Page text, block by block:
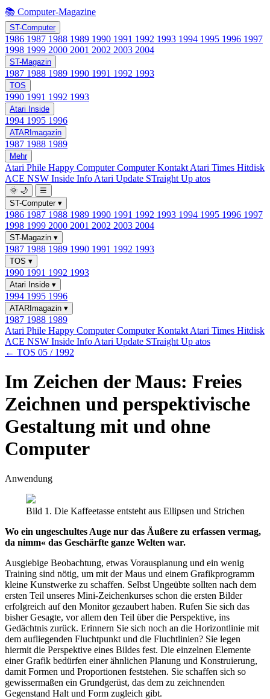
📚 Computer-Magazine
ST-Computer
1986 1987 1988 1989 1990 1991 1992 1993 1994 1995 1996 1997
1998 1999 2000 2001 2002 2003 2004
ST-Magazin
1987 1988 1989 1990 1991 1992 1993
TOS
1990 1991 1992 1993
Atari Inside
1994 1995 1996
ATARImagazin
1987 1988 1989
Mehr
Atari Phile Happy ComputerComputer Kontakt Atari Times Hitdisk
ACE NSW Inside Info Atari Update STraight Up atos
🌞 🌙
☰
ST-Computer ▾
1986 1987 1988 1989 1990 1991 1992 1993 1994 1995 1996 1997
1998 1999 2000 2001 2002 2003 2004
ST-Magazin ▾
1987 1988 1989 1990 1991 1992 1993
TOS ▾
1990 1991 1992 1993
Atari Inside ▾
1994 1995 1996
ATARImagazin ▾
1987 1988 1989
Atari Phile Happy ComputerComputer Kontakt Atari Times Hitdisk
ACE NSW Inside Info Atari Update STraight Up atos
← TOS 05 / 1992
Im Zeichen der Maus: Freies
Zeichnen und perspektivische
Gestaltung mit und ohne
Computer
Anwendung
Bild 1. Die Kaffeetasse entsteht aus Ellipsen und Strichen
Wo ein ungeschultes Auge nur das Äußere zu erfassen vermag,
da nimm« das Geschärfte ganze Welten war.
Ausgiebige Beobachtung, etwas Vorausplanung und ein wenig
Training sind nötig, um mit der Maus und einem Grafikprogramm
kleine Kunstwerke zu schaffen. Selbst Ungeübte sollten nach dem
ersten Teil unseres Mini-Zeichenkurses schon die ersten Bilder
erfolgreich auf den Monitor gezaubert haben. Rufen Sie sich das
bisher Gesagte, vor allem den Teil über die Perspektive, ins
Gedächtnis zurück. Erinnern Sie sich noch an die Horizontlinie mit
dem aufliegenden Fluchtpunkt und die Fluchtlinien? Sie legen
hiermit die Perspektive eines Bildes fest. Die einzelnen Elemente
einer Grafik bedürfen einer ähnlichen Planung und Konstruierung,
damit Formen und Proportionen feststehen. Sie schaffen sich so
gewissermaßen ein Grundgerüst, das dem zu zeichnenden
Gegenstand Halt und Form zugleich gibt.